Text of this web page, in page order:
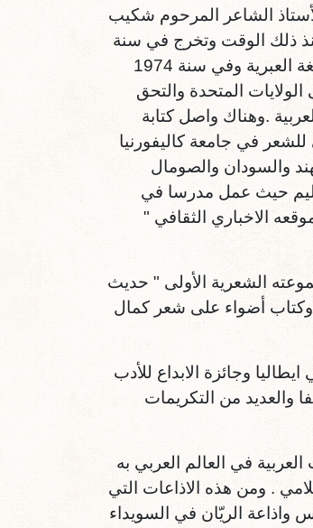
الشاعر المرحوم شكيب
ذلك الوقت وتخرج في سنة
1969 بعدها التحق بالجامعة العبرية في القدس لدراسة اللغة العربية وآدابها واللغة العبرية وفي سنة 1974
حتى عام 1978 حيث انتقل الى الولايات المتحدة والتحق
.وهناك واصل كتابة
في جامعة كاليفورنيا
والهند والسودان والصومال
حيث عمل مدرسا في
وتفرغ لإدارة موقعه الاخباري الثقافي "
الشعرية الأولى " حديث
قي الأدب وكتاب أضواء على شعر كمال
وجائزة الابداع للأدب
في حيفا والعديد من التكريمات
في العالم العربي به
. ومن هذه الاذاعات التي
الريّان في السويداء